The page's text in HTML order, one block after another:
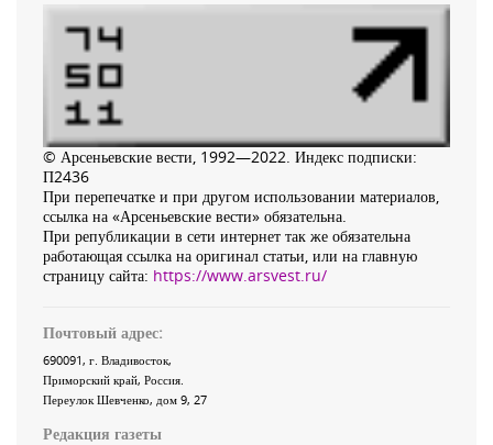
© Арсеньевские вести, 1992—2022. Индекс подписки:
П2436
При перепечатке и при другом использовании материалов,
ссылка на «Арсеньевские вести» обязательна.
При републикации в сети интернет так же обязательна
работающая ссылка на оригинал статьи, или на главную
страницу сайта: https://www.arsvest.ru/
Почтовый адрес:
690091, г. Владивосток,
Приморский край, Россия.
Переулок Шевченко, дом 9, 27
Редакция газеты